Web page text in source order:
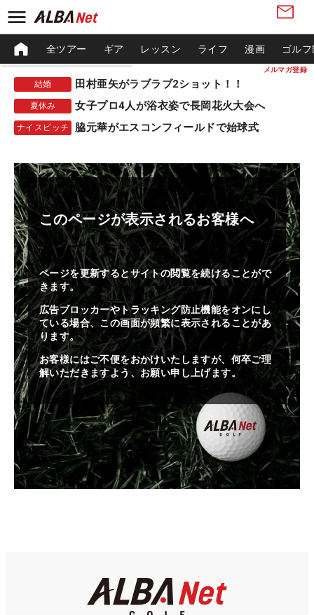
メルマガ登録
全ツアー ギア レッスン ライフ 漫画 ゴル
結婚 田村亜矢がラブラブ2ショット！！
夏休み 女子プロ4人が浴衣姿で長岡花火大会へ
ナイスピッチ 脇元華がエスコンフィールドで始球式
このページが表示されるお客様へ
ページを更新するとサイトの閲覧を続けることがで
きます。
広告ブロッカーやトラッキング防止機能をオンにし
ている場合、この画面が頻繁に表示されることがあ
ります。
お客様にはご不便をおかけいたしますが、何卒ご理
解いただきますよう、お願い申し上げます。